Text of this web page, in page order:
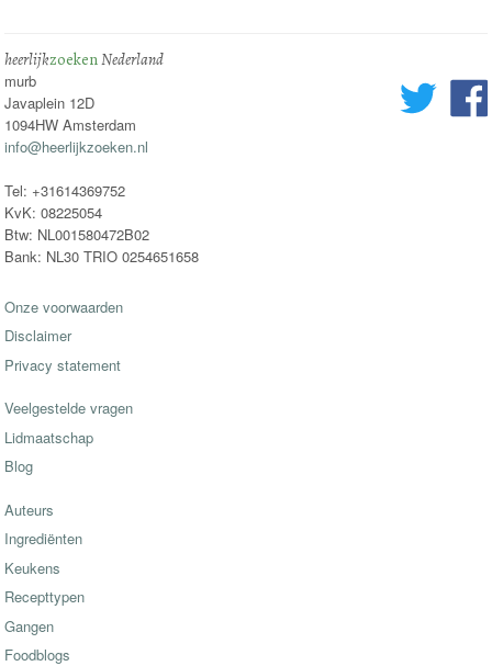
heerlijkzoekenNederland
murb
Javaplein 12D
1094HW Amsterdam
info@heerlijkzoeken.nl
Tel: +31614369752
KvK: 08225054
Btw: NL001580472B02
Bank: NL30 TRIO 0254651658
Onze voorwaarden
Disclaimer
Privacy statement
Veelgestelde vragen
Lidmaatschap
Blog
Auteurs
Ingrediënten
Keukens
Recepttypen
Gangen
Foodblogs